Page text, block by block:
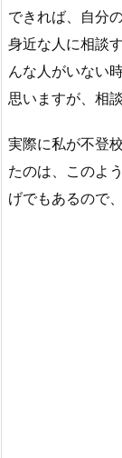
できれば、自分
身近な人に相談
んな人がいない
思いますが、相
実際に私が不登
たのは、このよ
げでもあるので